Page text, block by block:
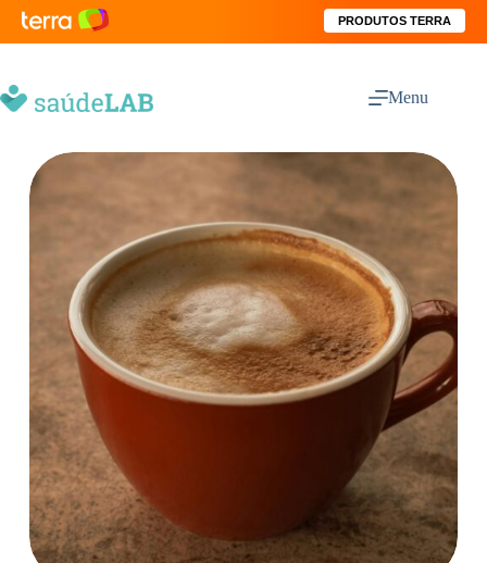
PRODUTOS TERRA
Menu